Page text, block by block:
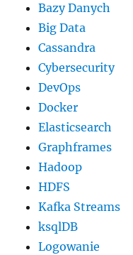
Bazy Danych
Big Data
Cassandra
Cybersecurity
DevOps
Docker
Elasticsearch
Graphframes
Hadoop
HDFS
Kafka Streams
ksqlDB
Logowanie